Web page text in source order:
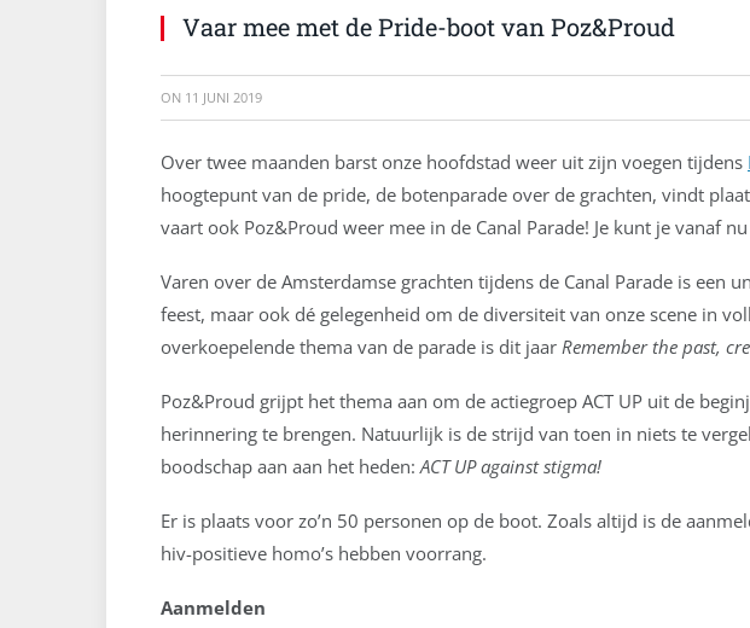
Vaar mee met de Pride-boot van Poz&Proud
ON 11 JUNI 2019
Over twee maanden barst onze hoofdstad weer uit zijn voegen tijdens
hoogtepunt van de pride, de botenparade over de grachten, vindt
vaart ook Poz&Proud weer mee in de Canal Parade! Je kunt je vanaf
Varen over de Amsterdamse grachten tijdens de Canal Parade is een
feest, maar ook dé gelegenheid om de diversiteit van onze scene in
overkoepelende thema van de parade is dit jaar Remember the past,
Poz&Proud grijpt het thema aan om de actiegroep ACT UP uit de
herinnering te brengen. Natuurlijk is de strijd van toen in niets te
boodschap aan aan het heden:ACT UP against stigma!
Er is plaats voor zo’n 50 personen op de boot. Zoals altijd is de
hiv-positieve homo’s hebben voorrang.
Aanmelden